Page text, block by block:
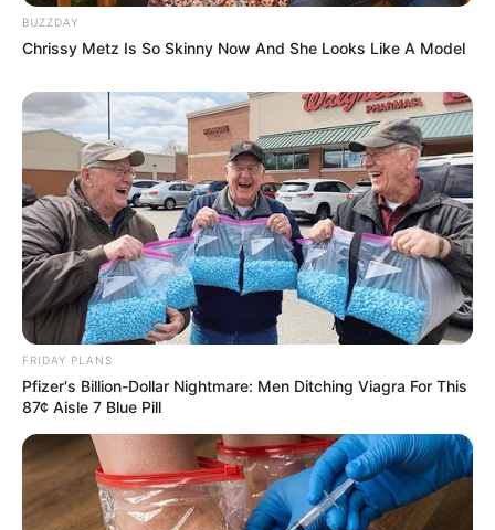
BUZZDAY
Chrissy Metz Is So Skinny Now And She Looks Like A Model
FRIDAY PLANS
Pfizer's Billion-Dollar Nightmare: Men Ditching Viagra For This
87¢ Aisle 7 Blue Pill